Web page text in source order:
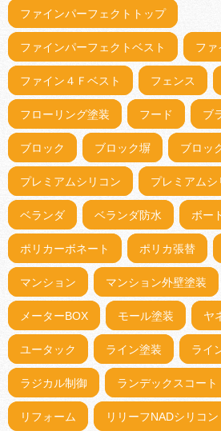
ファインパーフェクトトップ
ファインパーフェクトベスト ファ
ファイン４Ｆベスト フェンス
フローリング塗装 フード ブ
ブロック ブロック塀 ブロッ
プレミアムシリコン プレミアムシ
ベランダ ベランダ防水 ボー
ポリカーボネート ポリカ張替
マンション マンション外壁塗装
メーターBOX モール塗装 ヤ
ユータック ライン塗装 ライ
ラジカル制御 ランデックスコート
リフォーム リリーフNADシリコン